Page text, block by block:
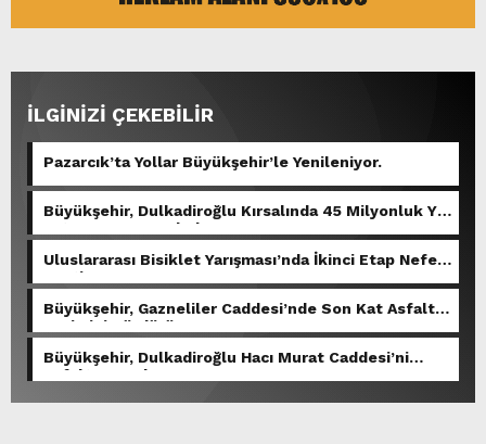
İLGİNİZİ ÇEKEBİLİR
Pazarcık’ta Yollar Büyükşehir’le Yenileniyor.
Büyükşehir, Dulkadiroğlu Kırsalında 45 Milyonluk Yol
Yatırımını Tamamladı.
Uluslararası Bisiklet Yarışması’nda İkinci Etap Nefes
Kesti.
Büyükşehir, Gazneliler Caddesi’nde Son Kat Asfalt
Serimini Sürdürüyor.
Büyükşehir, Dulkadiroğlu Hacı Murat Caddesi’ni
Asfalta Hazırlıyor.